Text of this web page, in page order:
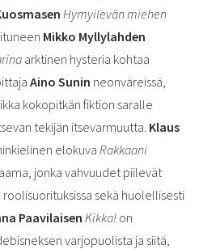
Hymyilevän miehen
Mikko Myllylahden
arktinen hysteria kohtaa
Aino Sunin neonväreissä,
kokopitkän fiktion saralle
tekijän itsevarmuutta. Klaus
elokuva Rakkaani
jonka vahvuudet piilevät
sekä huolellisesti
Paavilaisen Kikka! on
varjopuolista ja siitä,